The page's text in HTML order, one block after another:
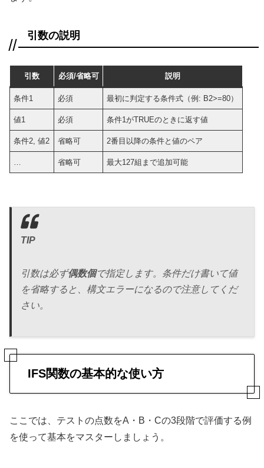
引数の説明
引数 必須/省略可 説明
条件1 必須 最初に判定する条件式（例: B2>=80）
値1 必須 条件1がTRUEのときに返す値
条件2, 値2 省略可 2番目以降の条件と値のペア
省略可 最大127組まで追加可能
TIP
引数は必ず偶数個で指定します。条件だけ書いて値
を省略すると、構文エラーになるので注意してくだ
さい。
IFS関数の基本的な使い方
ここでは、テストの点数をA・B・Cの3段階で評価する例
を使って基本をマスターしましょう。